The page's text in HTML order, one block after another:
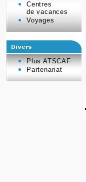
Centres
de vacances
Voyages
Plus ATSCAF
Partenariat